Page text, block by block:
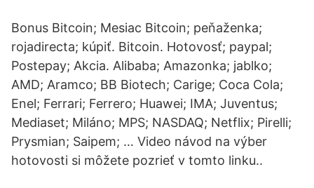
Bonus Bitcoin; Mesiac Bitcoin; peňaženka;
rojadirecta; kúpiť. Bitcoin. Hotovosť; paypal;
Postepay; Akcia. Alibaba; Amazonka; jablko;
AMD; Aramco; BB Biotech; Carige; Coca Cola;
Enel; Ferrari; Ferrero; Huawei; IMA; Juventus;
Mediaset; Miláno; MPS; NASDAQ; Netflix; Pirelli;
Prysmian; Saipem; … Video návod na výber
hotovosti si môžete pozrieť v tomto linku..